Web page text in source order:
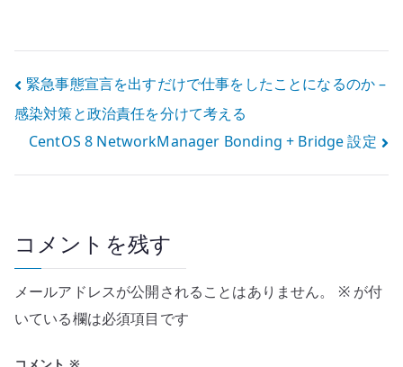
投
稿
ゲ
ー
シ
緊急事態宣言を出すだけで仕事をしたことになるのか –
感染対策と政治責任を分けて考える
CentOS 8 NetworkManager Bonding + Bridge 設定
コメントを残す
メールアドレスが公開されることはありません。 ※が付
いている欄は必須項目です